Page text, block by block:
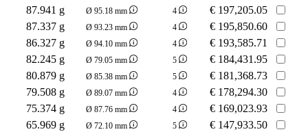
87.941 g
Ø 95.18 mm 4 € 197,205.05
87.337 g
Ø 93.23 mm 4 € 195,850.60
86.327 g
Ø 94.10 mm 4 € 193,585.71
82.245 g
Ø 79.05 mm 5 € 184,431.95
80.879 g
Ø 85.38 mm 5 € 181,368.73
79.508 g
Ø 89.07 mm 4 € 178,294.30
75.374 g
Ø 87.76 mm 4 € 169,023.93
65.969 g
Ø 72.10 mm 5 € 147,933.50